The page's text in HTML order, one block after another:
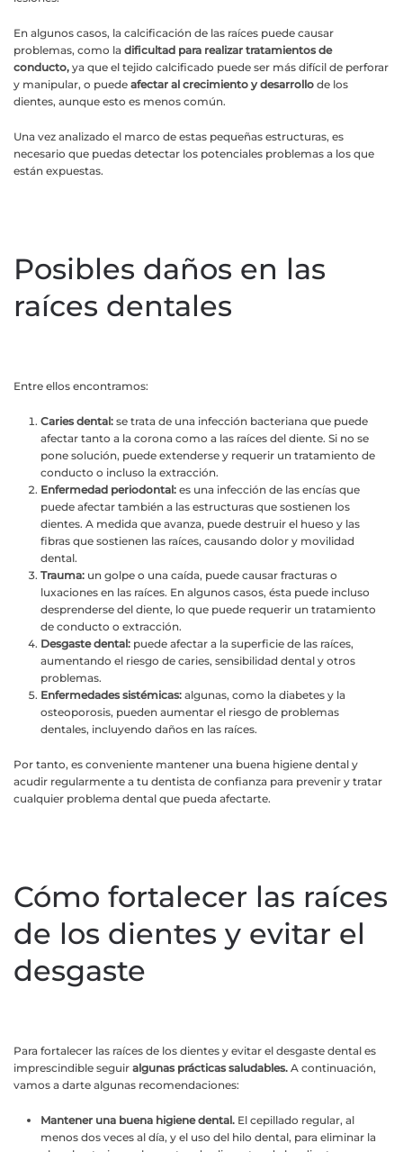
En algunos casos, la calcificación de las raíces puede causar
problemas, como la dificultad para realizar tratamientos de
conducto, ya que el tejido calcificado puede ser más difícil de perforar
y manipular, o puede afectar al crecimiento y desarrollo de los
dientes, aunque esto es menos común.
Una vez analizado el marco de estas pequeñas estructuras, es
necesario que puedas detectar los potenciales problemas a los que
están expuestas.
Posibles daños en las
raíces dentales
Entre ellos encontramos:
Caries dental: se trata de una infección bacteriana que puede
afectar tanto a la corona como a las raíces del diente. Si no se
pone solución, puede extenderse y requerir un tratamiento de
conducto o incluso la extracción.
Enfermedad periodontal: es una infección de las encías que
puede afectar también a las estructuras que sostienen los
dientes. A medida que avanza, puede destruir el hueso y las
fibras que sostienen las raíces, causando dolor y movilidad
dental.
Trauma: un golpe o una caída, puede causar fracturas o
luxaciones en las raíces. En algunos casos, ésta puede incluso
desprenderse del diente, lo que puede requerir un tratamiento
de conducto o extracción.
Desgaste dental: puede afectar a la superficie de las raíces,
aumentando el riesgo de caries, sensibilidad dental y otros
problemas.
Enfermedades sistémicas: algunas, como la diabetes y la
osteoporosis, pueden aumentar el riesgo de problemas
dentales, incluyendo daños en las raíces.
Por tanto, es conveniente mantener una buena higiene dental y
acudir regularmente a tu dentista de confianza para prevenir y tratar
cualquier problema dental que pueda afectarte.
Cómo fortalecer las raíces
de los dientes y evitar el
desgaste
Para fortalecer las raíces de los dientes y evitar el desgaste dental es
imprescindible seguir algunas prácticas saludables. A continuación,
vamos a darte algunas recomendaciones:
Mantener una buena higiene dental. El cepillado regular, al
menos dos veces al día, y el uso del hilo dental, para eliminar la